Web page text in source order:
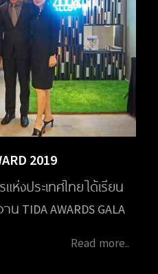
2019
งประเทศไทย ได้เรียน
TIDA AWARDS GALA
Read more..